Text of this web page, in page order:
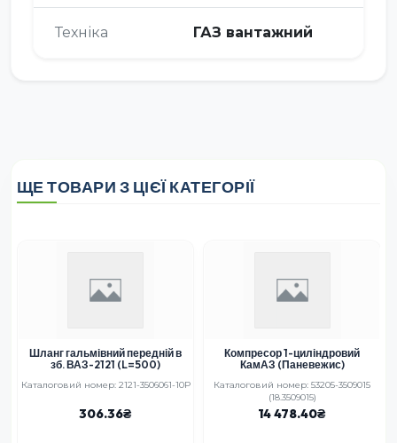
Техніка ГАЗ вантажний
ЩЕ ТОВАРИ З ЦІЄЇ КАТЕГОРІЇ
Шланг гальмівний передній в
зб. ВАЗ-2121 (L=500)
Каталоговий номер: 2121-3506061-10Р
306.36
Компресор 1-циліндровий
КамАЗ (Паневежис)
Каталоговий номер: 53205-3509015
(18.3509015)
14 478.40